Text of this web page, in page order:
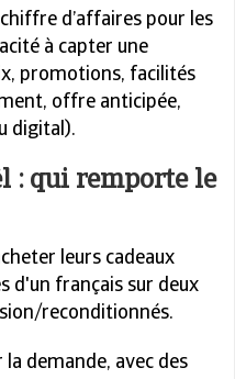
d’affaires pour les
à capter une
promotions, facilités
offre anticipée,
digital).
: qui remporte le
leurs cadeaux
d'un français sur deux
reconditionnés.
demande, avec des